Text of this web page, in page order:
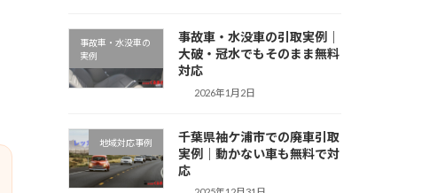
事故車・水没車の
実例
事故車・水没車の引取実例｜
大破・冠水でもそのまま無料
対応
2026年1月2日
地域対応事例
千葉県袖ケ浦市での廃車引取
実例｜動かない車も無料で対
応